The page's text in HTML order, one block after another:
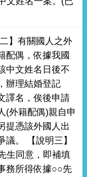
】有關國人之外
配偶，依據我國
中文姓名日後不
辦理結婚登記
譯名，俟後申請
(外籍配偶)親自申
提憑該外國人出
。 【說明三】
生同意，即補填
務所得依據○○先